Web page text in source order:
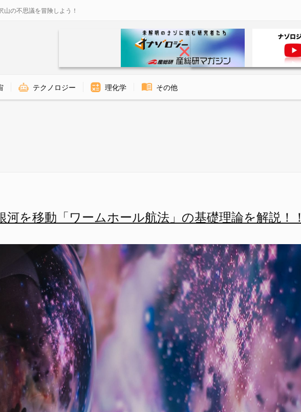
の不思議を冒険しよう！
テクノロジー 理化学 その他
河を移動「ワームホール航法」の基礎理論を解説！！